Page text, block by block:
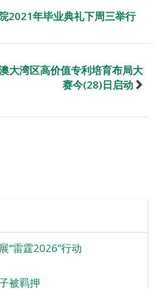
2021年毕业典礼下周三举行
大湾区高价值专利培育布局大
赛今(28)日启动
“雷霆2026”行动
被羁押